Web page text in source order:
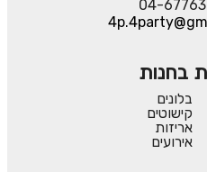
04-
בחנות
בלונים
קישוטים
אריזות
אירועים